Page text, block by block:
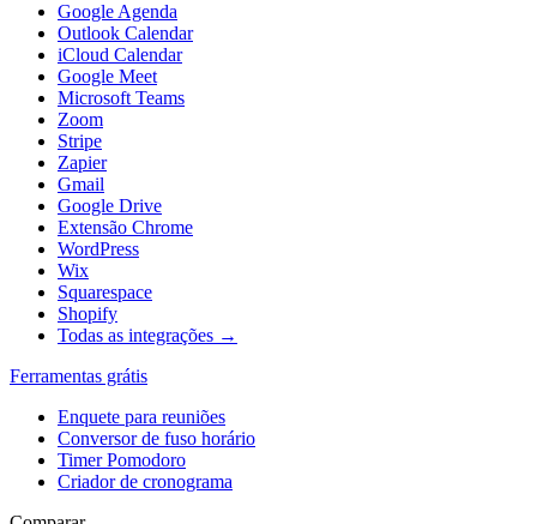
Google Agenda
Outlook Calendar
iCloud Calendar
Google Meet
Microsoft Teams
Zoom
Stripe
Zapier
Gmail
Google Drive
Extensão Chrome
WordPress
Wix
Squarespace
Shopify
Todas as integrações →
Ferramentas grátis
Enquete para reuniões
Conversor de fuso horário
Timer Pomodoro
Criador de cronograma